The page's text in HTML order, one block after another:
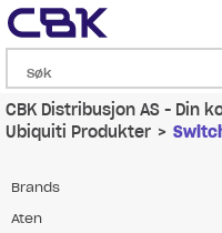
CBK Distribusjon AS - Din
Ubiquiti Produkter>
Brands
Aten